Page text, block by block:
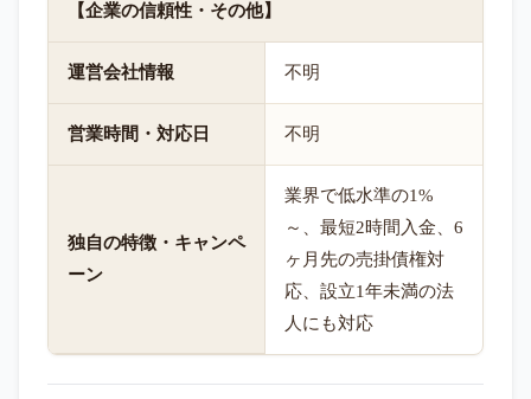
【企業の信頼性・その他】
運営会社情報 不明
営業時間・対応日 不明
独自の特徴・キャンペ
ーン
業界で低水準の1%
～、最短2時間入金、6
ヶ月先の売掛債権対
応、設立1年未満の法
人にも対応